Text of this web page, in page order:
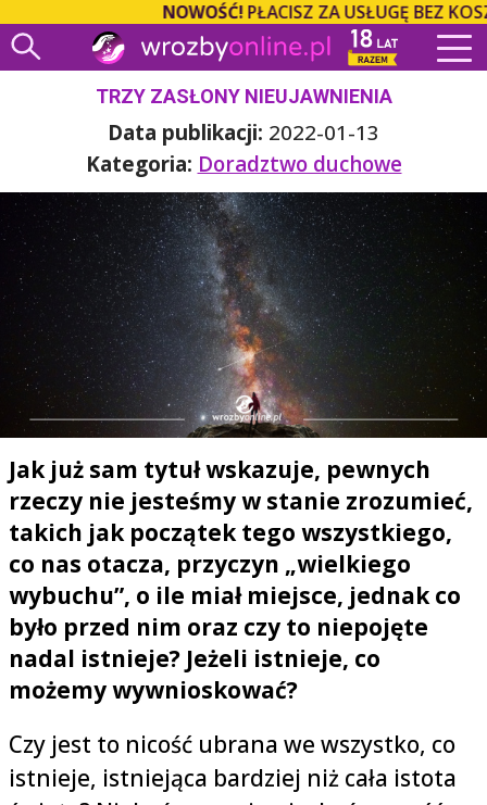
NOWOŚĆ!PŁACISZ ZA USŁUGĘ BEZ
TRZY ZASŁONY NIEUJAWNIENIA
Data publikacji: 2022-01-13
Kategoria: Doradztwo duchowe
Jak już sam tytuł wskazuje, pewnych
rzeczy nie jesteśmy w stanie zrozumieć,
takich jak początek tego wszystkiego,
co nas otacza, przyczyn „wielkiego
wybuchu”, o ile miał miejsce, jednak co
było przed nim oraz czy to niepojęte
nadal istnieje? Jeżeli istnieje, co
możemy wywnioskować?
Czy jest to nicość ubrana we wszystko, co
istnieje, istniejąca bardziej niż cała istota